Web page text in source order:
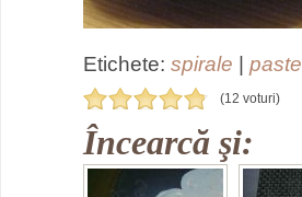
Etichete: spirale | paste
(12 voturi)
Încearcă şi: